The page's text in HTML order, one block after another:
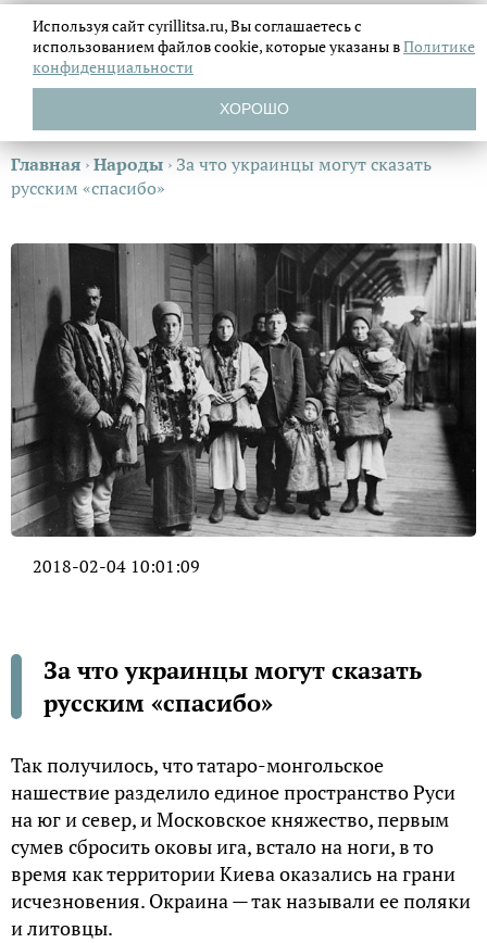
Главная ›Народы › За что украинцы могут сказать
русским «спасибо»
2018-02-04 10:01:09
За что украинцы могут сказать
русским «спасибо»
Так получилось, что татаро-монгольское
нашествие разделило единое пространство Руси
на юг и север, и Московское княжество, первым
сумев сбросить оковы ига, встало на ноги, в то
время как территории Киева оказались на грани
исчезновения. Окраина — так называли ее поляки
и литовцы.
Используя сайт cyrillitsa.ru, Вы соглашаетесь с
использованием файловcookie, которые указаны вПолитике
конфиденциальности
ХОРОШО